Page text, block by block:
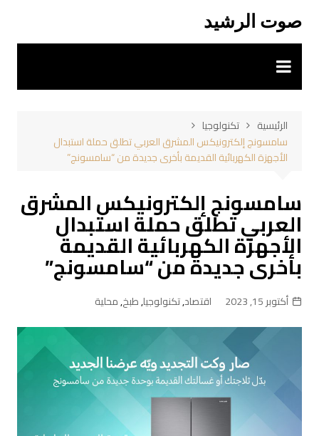
المحتوى
صوت الرشيد
الرئيسية
تكنولوجيا
سامسونج إلكترونيكس المشرق العربي تطلق حملة استبدال
الأجهزة الكهربائية القديمة بأخرى جديدة من “سامسونج”
سامسونج إلكترونيكس المشرق
العربي تطلق حملة استبدال
الأجهزة الكهربائية القديمة
بأخرى جديدة من “سامسونج”
أكتوبر 15, 2023 اقتصاد,تكنولوجيا,طبخ,محلية